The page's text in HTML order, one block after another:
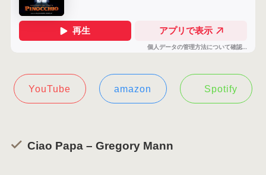
YouTube amazon Spotify
Ciao Papa – Gregory Mann